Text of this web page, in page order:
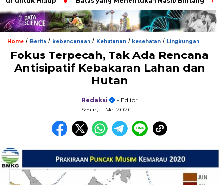
Home / Berita / kebencanaan / Kehutanan / kesehatan / Lingkungan
Fokus Terpecah, Tak Ada Rencana
Antisipatif Kebakaran Lahan dan
Hutan
Redaksi
- Editor
Senin, 11 Mei 2020